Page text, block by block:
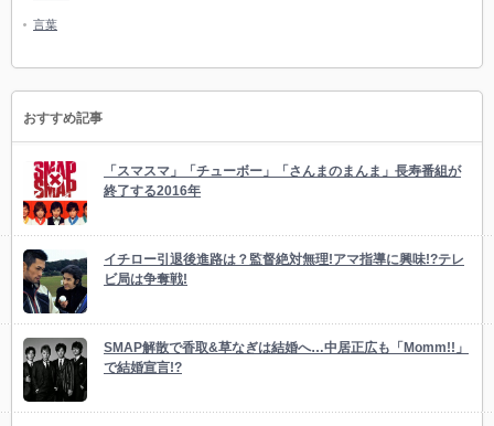
言葉
おすすめ記事
「スマスマ」「チューボー」「さんまのまんま」長寿番組が
終了する2016年
イチロー引退後進路は？監督絶対無理!アマ指導に興味!?テレ
ビ局は争奪戦!
SMAP解散で香取&草なぎは結婚へ…中居正広も「Momm!!」
で結婚宣言!?